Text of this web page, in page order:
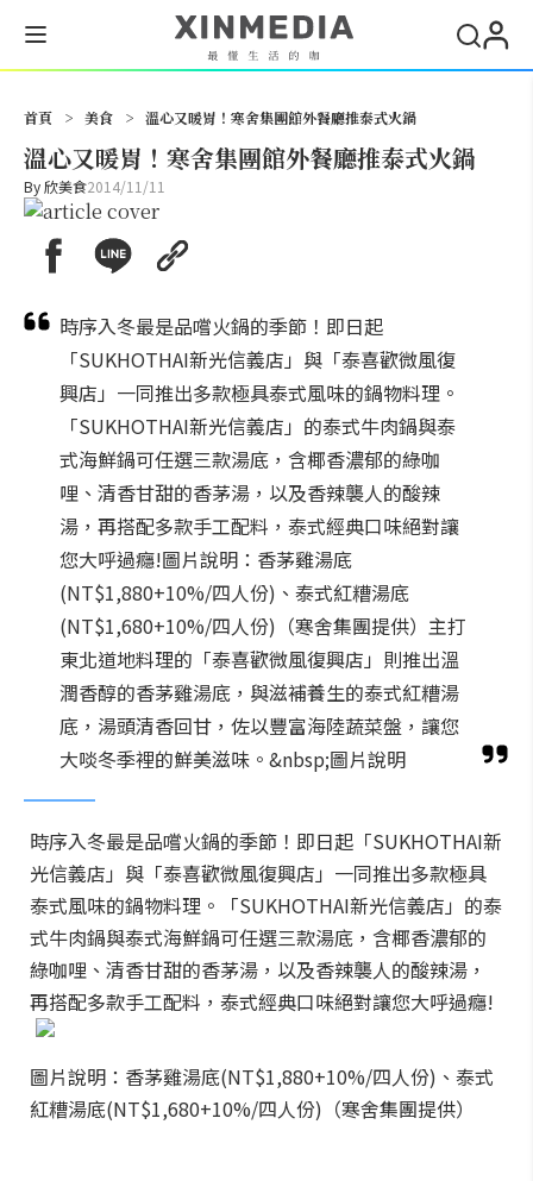
首頁 > 美食 > 溫心又暖胃！寒舍集團館外餐廳推泰式火鍋
溫心又暖胃！寒舍集團館外餐廳推泰式火鍋
By欣美食2014/11/11
時序入冬最是品嚐火鍋的季節！即日起
「SUKHOTHAI新光信義店」與「泰喜歡微風復
興店」一同推出多款極具泰式風味的鍋物料理。
「SUKHOTHAI新光信義店」的泰式牛肉鍋與泰
式海鮮鍋可任選三款湯底，含椰香濃郁的綠咖
哩、清香甘甜的香茅湯，以及香辣襲人的酸辣
湯，再搭配多款手工配料，泰式經典口味絕對讓
您大呼過癮!圖片說明：香茅雞湯底
(NT$1,880+10%/四人份)、泰式紅糟湯底
(NT$1,680+10%/四人份)（寒舍集團提供）主打
東北道地料理的「泰喜歡微風復興店」則推出溫
潤香醇的香茅雞湯底，與滋補養生的泰式紅糟湯
底，湯頭清香回甘，佐以豐富海陸蔬菜盤，讓您
大啖冬季裡的鮮美滋味。&nbsp;圖片說明
時序入冬最是品嚐火鍋的季節！即日起「SUKHOTHAI新
光信義店」與「泰喜歡微風復興店」一同推出多款極具
泰式風味的鍋物料理。「SUKHOTHAI新光信義店」的泰
式牛肉鍋與泰式海鮮鍋可任選三款湯底，含椰香濃郁的
綠咖哩、清香甘甜的香茅湯，以及香辣襲人的酸辣湯，
再搭配多款手工配料，泰式經典口味絕對讓您大呼過癮!
圖片說明：香茅雞湯底(NT$1,880+10%/四人份)、泰式
紅糟湯底(NT$1,680+10%/四人份)（寒舍集團提供）